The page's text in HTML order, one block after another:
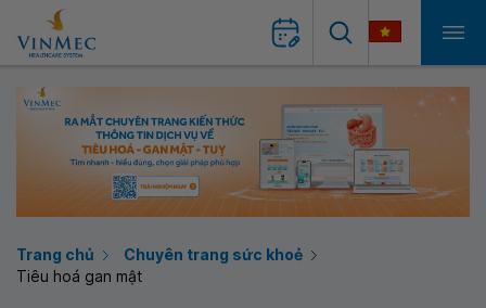
Trang chủ
Chuyên trang sức khoẻ
Tiêu hoá gan mật